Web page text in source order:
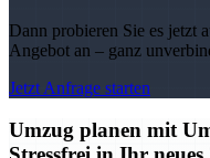
Dann probieren Sie es jetzt
Angebot an – ganz
Jetzt Anfrage starten
Umzug planen mit